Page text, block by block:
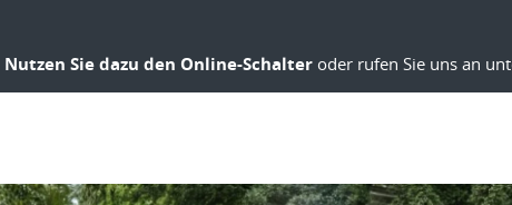
Nutzen Sie dazu den Online-Schalter oder rufen Sie uns an